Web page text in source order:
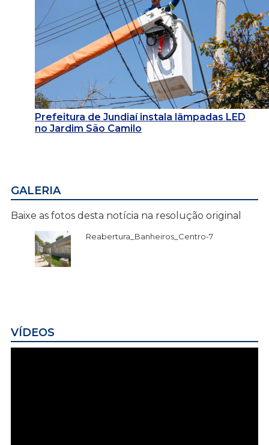
Prefeitura de Jundiaí instala lâmpadas LED
no Jardim São Camilo
GALERIA
Baixe as fotos desta notícia na resolução original
Reabertura_Banheiros_Centro-7
VÍDEOS